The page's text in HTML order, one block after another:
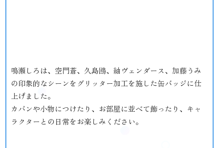
鳴瀬しろは、空門蒼、久島鴎、紬ヴェンダース、加藤うみ
の印象的なシーンをグリッター加工を施した缶バッジに仕
上げました。
カバンや小物につけたり、お部屋に並べて飾ったり、キャ
ラクターとの日常をお楽しみください。